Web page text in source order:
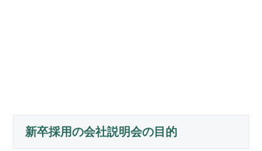
新卒採用の会社説明会の目的